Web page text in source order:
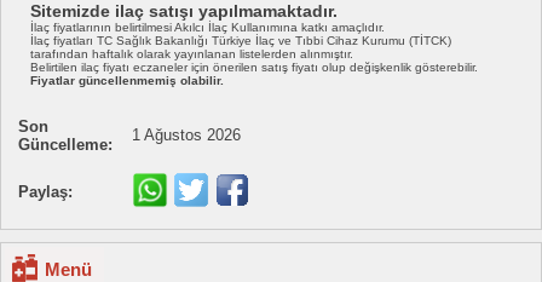
Sitemizde ilaç satışı yapılmamaktadır.
İlaç fiyatlarının belirtilmesi Akılcı İlaç Kullanımına katkı amaçlıdır.
İlaç fiyatları TC Sağlık Bakanlığı Türkiye İlaç ve Tıbbi Cihaz Kurumu (TİTCK)
tarafından haftalık olarak yayınlanan listelerden alınmıştır.
Belirtilen ilaç fiyatı eczaneler için önerilen satış fiyatı olup değişkenlik gösterebilir.
Fiyatlar güncellenmemiş olabilir.
Son
Güncelleme:
1 Ağustos 2026
Paylaş:
Menü